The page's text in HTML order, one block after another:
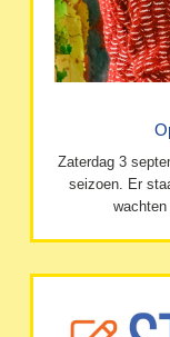
Zaterdag 3
seizoen. Er